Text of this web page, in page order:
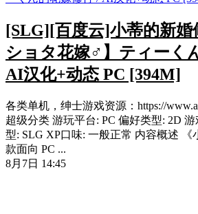
[SLG][百度云]小蒂的新婚
ショタ花嫁♂】ティーく
AI汉化+动态 PC [394M]
各类单机，绅士游戏资源：https://
超级分类 游玩平台: PC 偏好类型: 2D
型: SLG XP口味: 一般正常 内容概述 《
款面向 PC ...
8月7日 14:45